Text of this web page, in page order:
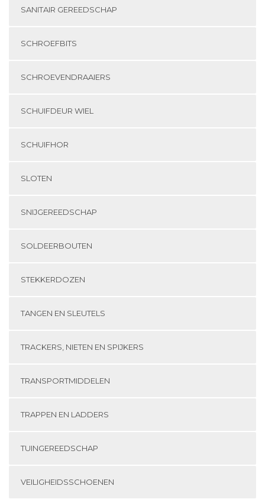
SANITAIR GEREEDSCHAP
SCHROEFBITS
SCHROEVENDRAAIERS
SCHUIFDEUR WIEL
SCHUIFHOR
SLOTEN
SNIJGEREEDSCHAP
SOLDEERBOUTEN
STEKKERDOZEN
TANGEN EN SLEUTELS
TRACKERS, NIETEN EN SPIJKERS
TRANSPORTMIDDELEN
TRAPPEN EN LADDERS
TUINGEREEDSCHAP
VEILIGHEIDSSCHOENEN